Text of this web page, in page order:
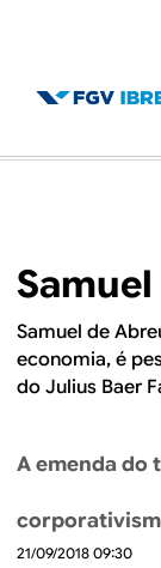
B
o
g
d
I
B
Samuel
Samuel de
economia, é
do Julius Baer
A emenda do
21/09/2018 09:30